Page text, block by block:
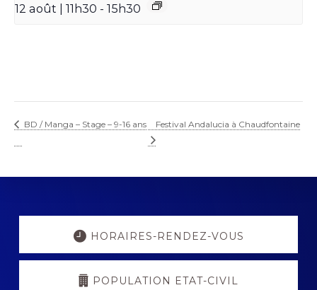
12 août | 11h30 - 15h30
BD / Manga – Stage – 9-16 ans Festival Andalucia à Chaudfontaine
Explore
HORAIRES-RENDEZ-VOUS
POPULATION ETAT-CIVIL